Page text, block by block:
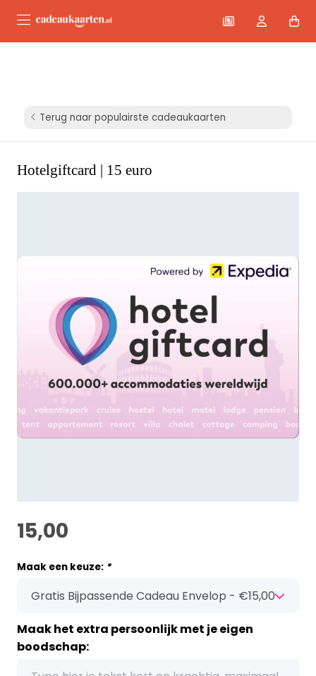
Terug naar populairste cadeaukaarten
Hotelgiftcard | 15 euro
15,00
Maak een keuze: *
Maak het extra persoonlijk met je eigen
boodschap: